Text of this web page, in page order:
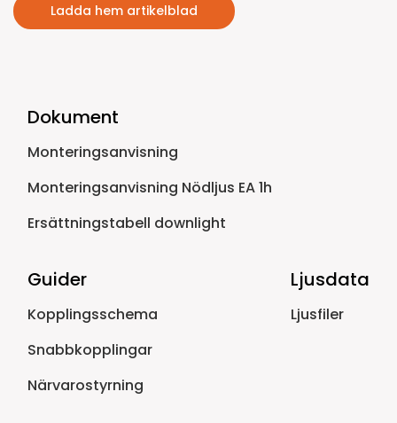
Ladda hem artikelblad
Dokument
Monteringsanvisning
Monteringsanvisning Nödljus EA 1h
Ersättningstabell downlight
Guider
Kopplingsschema
Snabbkopplingar
Närvarostyrning
Ljusdata
Ljusfiler